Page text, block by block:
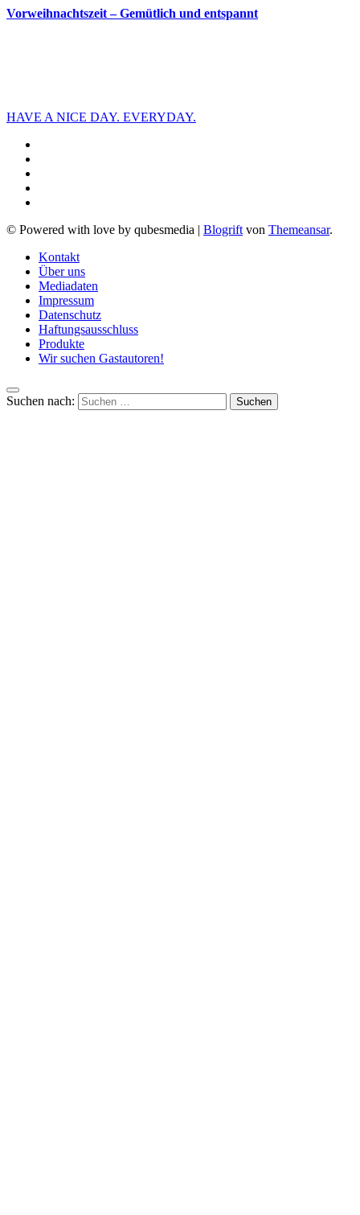
Vorweihnachtszeit – Gemütlich und entspannt
HAVE A NICE DAY. EVERYDAY.
© Powered with love by qubesmedia | Blogrift von Themeansar.
Kontakt
Über uns
Mediadaten
Impressum
Datenschutz
Haftungsausschluss
Produkte
Wir suchen Gastautoren!
Suchen nach: